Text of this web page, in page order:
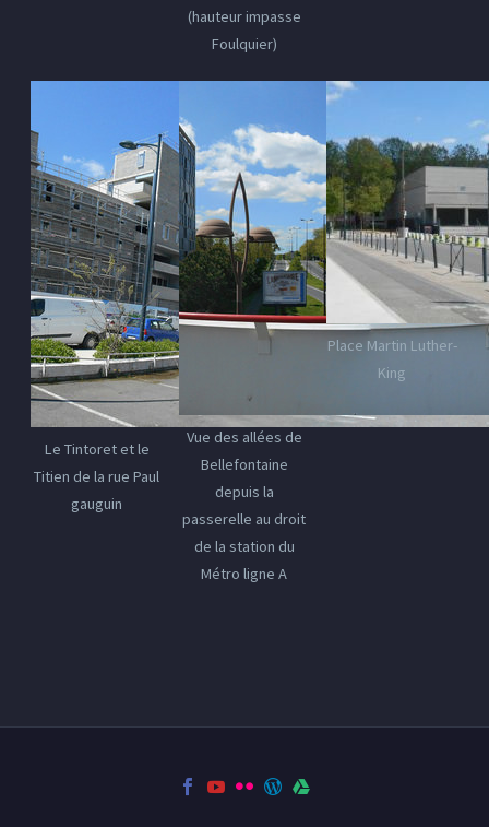
(hauteur impasse
Foulquier)
Le Tintoret et le
Titien de la rue Paul
gauguin
Vue des allées de
Bellefontaine
depuis la
passerelle au droit
de la station du
Métro ligne A
Place Martin Luther-
King